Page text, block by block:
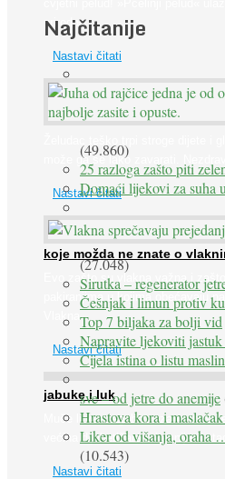
prirodne ...
Nastavi čitati
Želudac teško trpi stroge dijete i
može ga se lako zavarati.
Nastavi čitati
koje možda ne znate o
Evo zašto su vlakna važna i
pakiranjima u kojima obećavaju
Vlakna ...
Nastavi čitati
jabuke i luk
Muče li vas tegobe vezane uz
većina dijabetičara u kasnijem
Nastavi čitati
Najčitanije
(49.860)
25 razloga zašto piti
Domaći lijekovi za suha
(27.048)
Sirutka – regenerator
Češnjak i limun protiv
Top 7 biljaka za bolji vid
Napravite ljekoviti
Cijela istina o listu
sve – od jetre do anemije
Hrastova kora i
Liker od višanja, oraha
(10.543)